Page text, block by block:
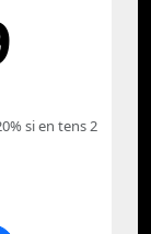
si en tens 2